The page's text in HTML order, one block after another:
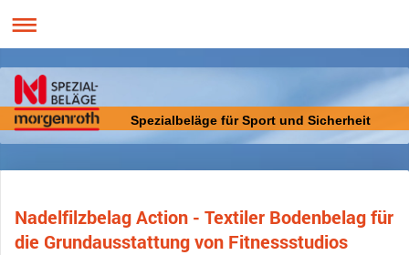
Spezialbeläge für Sport und Sicherheit
Nadelfilzbelag Action - Textiler Bodenbelag für
die Grundausstattung von Fitnessstudios